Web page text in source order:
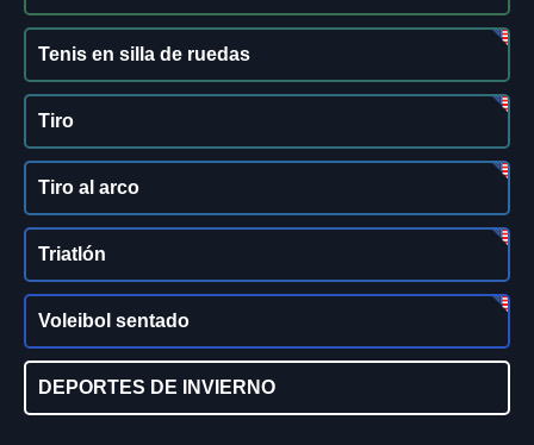
Tenis en silla de ruedas
Tiro
Tiro al arco
Triatlón
Voleibol sentado
DEPORTES DE INVIERNO